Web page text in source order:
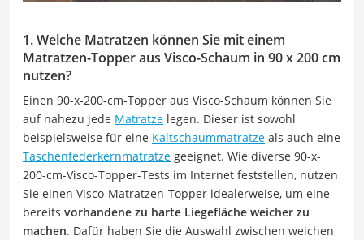
1. Welche Matratzen können Sie mit einem
Matratzen-Topper aus Visco-Schaum in 90 x 200 cm
nutzen?
Einen 90-x-200-cm-Topper aus Visco-Schaum können Sie
auf nahezu jede Matratze legen. Dieser ist sowohl
beispielsweise für eine Kaltschaummatratze als auch eine
Taschenfederkernmatratze geeignet. Wie diverse 90-x-
200-cm-Visco-Topper-Tests im Internet feststellen, nutzen
Sie einen Visco-Matratzen-Topper idealerweise, um eine
bereits vorhandene zu harte Liegefläche weicher zu
machen. Dafür haben Sie die Auswahl zwischen weichen